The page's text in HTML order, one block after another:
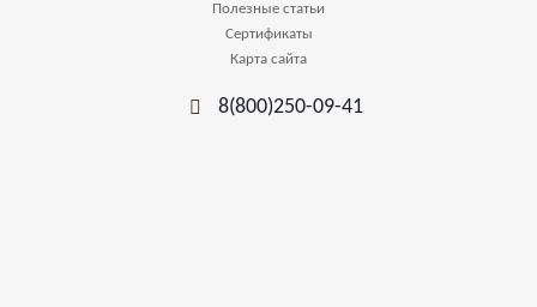
Полезные статьи
Сертификаты
Карта сайта
8(800)250-09-41